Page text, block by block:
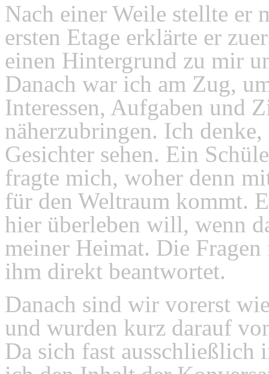
Nach einer Weile stellte er
ersten Etage erklärte er
einen Hintergrund zu mir
Danach war ich am Zug,
Interessen, Aufgaben und
näherzubringen. Ich
Gesichter sehen. Ein
fragte mich, woher denn
für den Weltraum kommt.
hier überleben will, wenn
meiner Heimat. Die
ihm direkt beantwortet.
Danach sind wir vorerst
und wurden kurz darauf
Da sich fast ausschließlich